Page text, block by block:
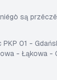
są
PKP 01 -
- Łąkowa -